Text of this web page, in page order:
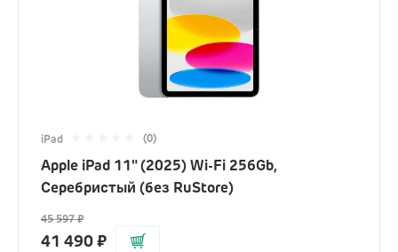
iPad (0)
Apple iPad 11" (2025) Wi-Fi 256Gb,
Серебристый (без RuStore)
45 597₽
41 490₽